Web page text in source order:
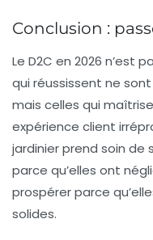
Conclusion :
Le D2C en 2026 n’est
qui réussissent ne
mais celles qui
expérience client
jardinier prend soin de
parce qu’elles ont
prospérer parce
solides.